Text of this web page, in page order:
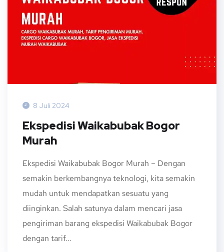
8 Juli 2024
Ekspedisi Waikabubak Bogor
Murah
Ekspedisi Waikabubak Bogor Murah – Dengan
semakin berkembangnya teknologi, kita semakin
mudah untuk mendapatkan sesuatu yang
diinginkan. Salah satunya dalam mencari jasa
pengiriman barang ekspedisi Waikabubak Bogor
dengan tarif...